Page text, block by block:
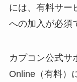
には、有料サー
への加入が必須
カプコン公式サ
Online（有料）